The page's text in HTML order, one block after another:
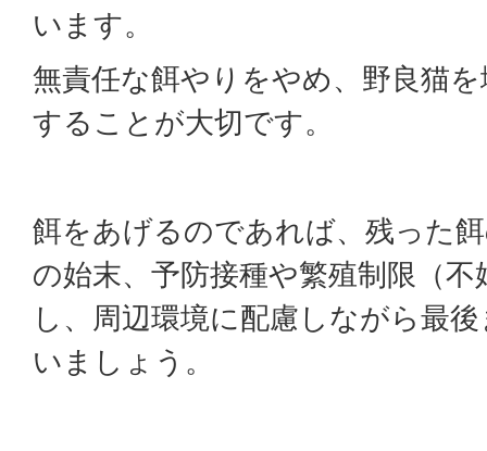
います。
無責任な餌やりをやめ、野良猫
することが大切です。
餌をあげるのであれば、残った
の始末、予防接種や繁殖制限（
し、周辺環境に配慮しながら最
いましょう。